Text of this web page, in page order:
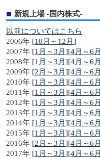
新規上場 -国内株式-
以前についてはこちら
2006年 [10月～12月 ]
2007年 [1月～3月 ][4月～6月
2008年 [1月～3月 ][4月～6月
2009年 [2月～3月 ][4月～6月
2010年 [1月～3月 ][4月～6月
2011年 [1月～3月 ][4月～6月
2012年 [1月～3月 ][4月～6月
2013年 [1月～3月 ][4月～6月
2014年 [1月～3月 ][4月～6月
2015年 [1月～3月 ][4月～6月
2016年 [2月～3月 ][4月～6月
2017年 [1月～3月 ][4月～6月